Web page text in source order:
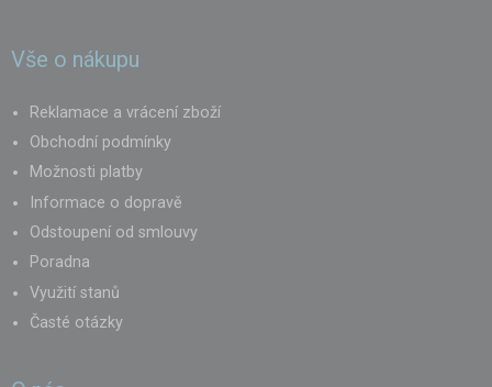
Vše o nákupu
Reklamace a vrácení zboží
Obchodní podmínky
Možnosti platby
Informace o dopravě
Odstoupení od smlouvy
Poradna
Využití stanů
Časté otázky